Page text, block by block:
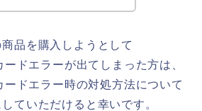
品を購入しようとして
ドエラーが出てしまった方は、
ドエラー時の対処方法について
ていただけると幸いです。